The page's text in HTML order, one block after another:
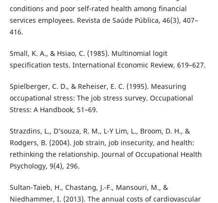
conditions and poor self-rated health among financial
services employees. Revista de Saúde Pública, 46(3), 407–
416.
Small, K. A., & Hsiao, C. (1985). Multinomial logit
specification tests. International Economic Review, 619–627.
Spielberger, C. D., & Reheiser, E. C. (1995). Measuring
occupational stress: The job stress survey. Occupational
Stress: A Handbook, 51–69.
Strazdins, L., D’souza, R. M., L-Y Lim, L., Broom, D. H., &
Rodgers, B. (2004). Job strain, job insecurity, and health:
rethinking the relationship. Journal of Occupational Health
Psychology, 9(4), 296.
Sultan-Taieb, H., Chastang, J.-F., Mansouri, M., &
Niedhammer, I. (2013). The annual costs of cardiovascular